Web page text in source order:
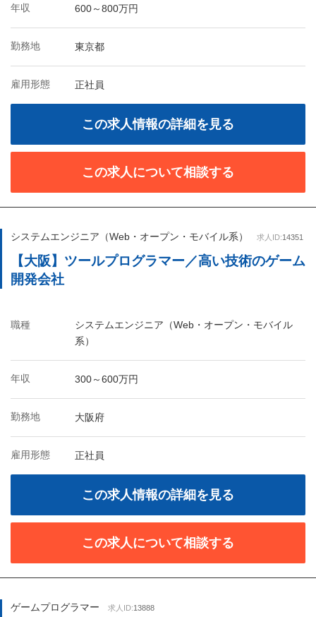
年収 600～800万円
勤務地 東京都
雇用形態 正社員
この求人情報の詳細を見る
この求人について相談する
システムエンジニア（Web・オープン・モバイル系） 求人ID:14351
【大阪】ツールプログラマー／高い技術のゲーム
開発会社
職種
システムエンジニア（Web・オープン・モバイル
系）
年収 300～600万円
勤務地 大阪府
雇用形態 正社員
この求人情報の詳細を見る
この求人について相談する
ゲームプログラマー 求人ID:13888